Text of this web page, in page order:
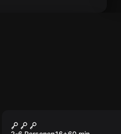
The Hidden Chamber